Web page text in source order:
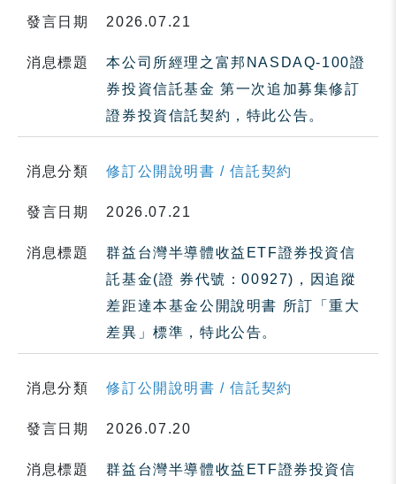
發言日期 2026.07.21
消息標題
本公司所經理之富邦NASDAQ-100證
券投資信託基金 第一次追加募集修訂
證券投資信託契約，特此公告。
消息分類 修訂公開說明書 / 信託契約
發言日期 2026.07.21
消息標題
群益台灣半導體收益ETF證券投資信
託基金(證 券代號：00927)，因追蹤
差距達本基金公開說明書 所訂「重大
差異」標準，特此公告。
消息分類 修訂公開說明書 / 信託契約
發言日期 2026.07.20
消息標題
群益台灣半導體收益ETF證券投資信